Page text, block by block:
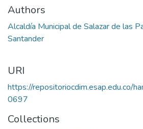
Authors
Alcaldía Municipal de Salazar de las
Santander
URI
https://repositoriocdim.esap.edu.co/
0697
Collections